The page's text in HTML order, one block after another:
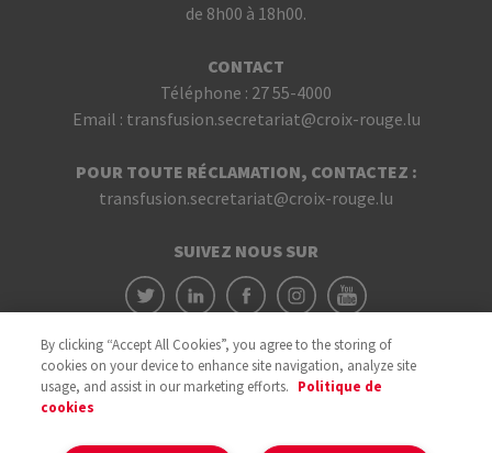
de 8h00 à 18h00.
CONTACT
Téléphone : 27 55-4000
Email : transfusion.secretariat@croix-rouge.lu
POUR TOUTE RÉCLAMATION, CONTACTEZ :
transfusion.secretariat@croix-rouge.lu
SUIVEZ NOUS SUR
By clicking “Accept All Cookies”, you agree to the storing of
cookies on your device to enhance site navigation, analyze site
usage, and assist in our marketing efforts. Politique de
cookies